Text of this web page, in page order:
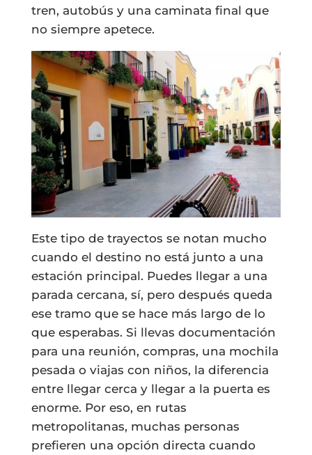
tren, autobús y una caminata final que
no siempre apetece.
Este tipo de trayectos se notan mucho
cuando el destino no está junto a una
estación principal. Puedes llegar a una
parada cercana, sí, pero después queda
ese tramo que se hace más largo de lo
que esperabas. Si llevas documentación
para una reunión, compras, una mochila
pesada o viajas con niños, la diferencia
entre llegar cerca y llegar a la puerta es
enorme. Por eso, en rutas
metropolitanas, muchas personas
prefieren una opción directa cuando